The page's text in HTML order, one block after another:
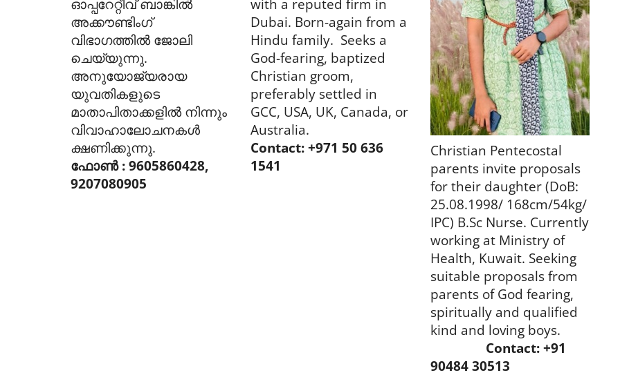
ഓപ്പറേറ്റീവ് ബാങ്കിൽ
അക്കൗണ്ടിംഗ്
വിഭാഗത്തിൽ ജോലി
ചെയ്യുന്നു.
അനുയോജ്യരായ
യുവതികളുടെ
മാതാപിതാക്കളിൽ നിന്നും
വിവാഹാലോചനകൾ
ക്ഷണിക്കുന്നു.
ഫോൺ : 9605860428,
9207080905
with a reputed firm in
Dubai. Born-again from a
Hindu family. Seeks a
God-fearing, baptized
Christian groom,
preferably settled in
GCC, USA, UK, Canada, or
Australia.
Contact: +971 50 636
1541
Christian Pentecostal
parents invite proposals
for their daughter (DoB:
25.08.1998/ 168cm/54kg/
IPC) B.Sc Nurse. Currently
working at Ministry of
Health, Kuwait. Seeking
suitable proposals from
parents of God fearing,
spiritually and qualified
kind and loving boys.
Contact: +91
90484 30513